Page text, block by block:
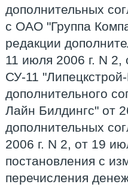
дополнительных
с ОАО "Группа
редакции
11 июля 2006 г. N
СУ-11
дополнительного
Лайн Билдингс" от
дополнительных
2006 г. N 2, от 19
постановления с
перечисления